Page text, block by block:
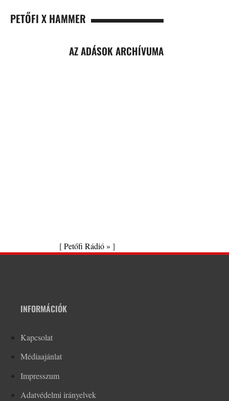
PETŐFI X HAMMER
AZ ADÁSOK ARCHÍVUMA
[Petőfi Rádió » ]
INFORMÁCIÓK
Kapcsolat
Médiaajánlat
Impresszum
Adatvédelmi irányelvek